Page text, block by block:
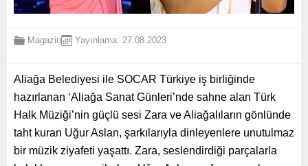
Magazin Yayınlama: 27.08.2023
Aliağa Belediyesi ile SOCAR Türkiye iş birliğinde
hazırlanan ‘Aliağa Sanat Günleri’nde sahne alan Türk
Halk Müziği’nin güçlü sesi Zara ve Aliağalıların gönlünde
taht kuran Uğur Aslan, şarkılarıyla dinleyenlere unutulmaz
bir müzik ziyafeti yaşattı. Zara, seslendirdiği parçalarla